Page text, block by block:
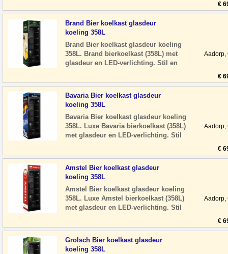
ideaal voor
€
Brand Bier koelkast glasdeur
koeling 358L
Brand Bier koelkast glasdeur koeling
358L. Brand bierkoelkast (358L) met
glasdeur en LED-verlichting. Stil en
man
Aadorp,
€
Bavaria Bier koelkast glasdeur
koeling 358L
Bavaria Bier koelkast glasdeur koeling
358L. Luxe Bavaria bierkoelkast (358L)
met glasdeur en LED-verlichting. Stil
Aadorp,
€
Amstel Bier koelkast glasdeur
koeling 358L
Amstel Bier koelkast glasdeur koeling
358L. Luxe Amstel bierkoelkast (358L)
met glasdeur en LED-verlichting. Stil
Aadorp,
€
Grolsch Bier koelkast glasdeur
koeling 358L